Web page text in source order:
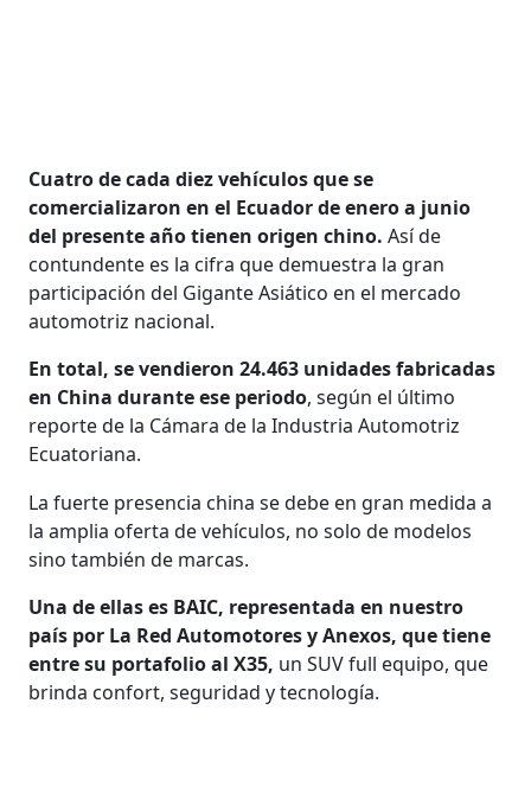
Cuatro de cada diez vehículos que se
comercializaron en el Ecuador de enero a junio
del presente año tienen origen chino. Así de
contundente es la cifra que demuestra la gran
participación del Gigante Asiático en el mercado
automotriz nacional.
En total, se vendieron 24.463 unidades fabricadas
en China durante ese periodo, según el último
reporte de la Cámara de la Industria Automotriz
Ecuatoriana.
La fuerte presencia china se debe en gran medida a
la amplia oferta de vehículos, no solo de modelos
sino también de marcas.
Una de ellas es BAIC, representada en nuestro
país por La Red Automotores y Anexos, que tiene
entre su portafolio al X35, un SUV full equipo, que
brinda confort, seguridad y tecnología.